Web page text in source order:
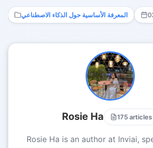
المعرفة الأساسية حول الذكاء الاصطناعي
Rosie Ha 175 articles
Rosie Ha is an author at Inviai,